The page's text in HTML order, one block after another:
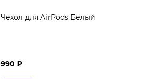
Чехол для AirPods Белый
990 ₽